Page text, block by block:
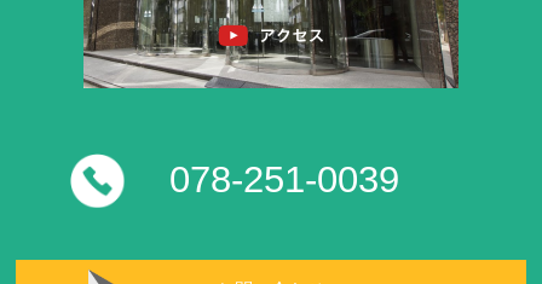
078-251-0039